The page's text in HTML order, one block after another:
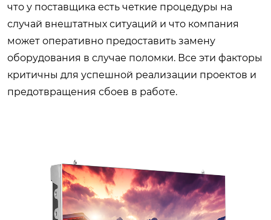
что у поставщика есть четкие процедуры на
случай внештатных ситуаций и что компания
может оперативно предоставить замену
оборудования в случае поломки. Все эти факторы
критичны для успешной реализации проектов и
предотвращения сбоев в работе.